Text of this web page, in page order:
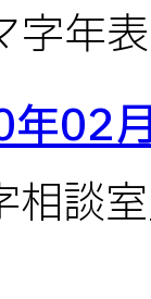
字年
02
相談